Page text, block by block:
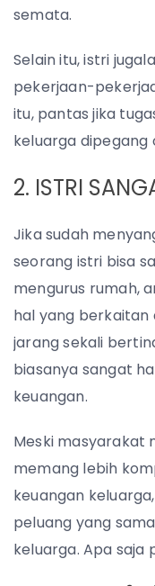
semata.
Selain itu, istri
pekerjaan-
itu, pantas jika
keluarga dipegang
2. ISTRI
Jika sudah
seorang istri bisa
mengurus rumah,
hal yang berkaitan
jarang sekali
biasanya sangat
keuangan.
Meski masyarakat
memang lebih
keuangan
peluang yang
keluarga. Apa